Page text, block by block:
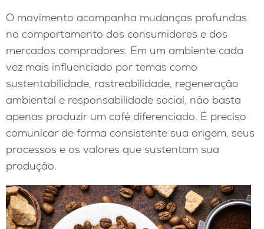
O movimento acompanha mudanças profundas
no comportamento dos consumidores e dos
mercados compradores. Em um ambiente cada
vez mais influenciado por temas como
sustentabilidade, rastreabilidade, regeneração
ambiental e responsabilidade social, não basta
apenas produzir um café diferenciado. É preciso
comunicar de forma consistente sua origem, seus
processos e os valores que sustentam sua
produção.